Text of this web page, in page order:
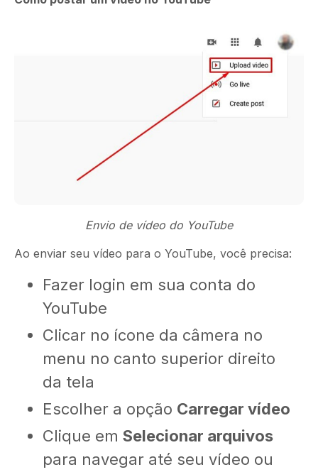
Envio de vídeo do YouTube
Ao enviar seu vídeo para o YouTube, você precisa:
Fazer login em sua conta do
YouTube
Clicar no ícone da câmera no
menu no canto superior direito
da tela
Escolher a opção Carregar vídeo
Clique em Selecionar arquivos
para navegar até seu vídeo ou